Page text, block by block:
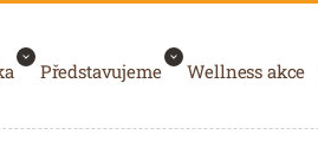
Představujeme Wellness akce